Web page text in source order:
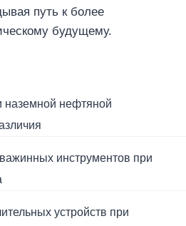
путь к более
будущему.
наземной нефтяной
инструментов при
устройств при